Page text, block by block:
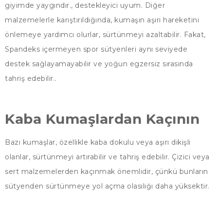
giyimde yaygındır., destekleyici uyum. Diğer
malzemelerle karıştırıldığında, kumaşın aşırı hareketini
önlemeye yardımcı olurlar, sürtünmeyi azaltabilir. Fakat,
Spandeks içermeyen spor sütyenleri aynı seviyede
destek sağlayamayabilir ve yoğun egzersiz sırasında
tahriş edebilir..
Kaba Kumaşlardan Kaçının
Bazı kumaşlar, özellikle kaba dokulu veya aşırı dikişli
olanlar, sürtünmeyi artırabilir ve tahriş edebilir. Çizici veya
sert malzemelerden kaçınmak önemlidir, çünkü bunların
sütyenden sürtünmeye yol açma olasılığı daha yüksektir.